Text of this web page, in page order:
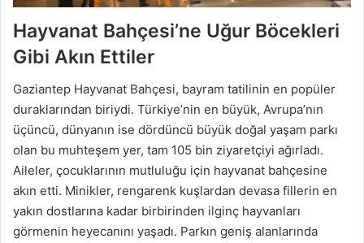
Hayvanat Bahçesi’ne Uğur Böcekleri
Gibi Akın Ettiler
Gaziantep Hayvanat Bahçesi, bayram tatilinin en popüler
duraklarından biriydi. Türkiye’nin en büyük, Avrupa’nın
üçüncü, dünyanın ise dördüncü büyük doğal yaşam parkı
olan bu muhteşem yer, tam 105 bin ziyaretçiyi ağırladı.
Aileler, çocuklarının mutluluğu için hayvanat bahçesine
akın etti. Minikler, rengarenk kuşlardan devasa fillerin en
yakın dostlarına kadar birbirinden ilginç hayvanları
görmenin heyecanını yaşadı. Parkın geniş alanlarında